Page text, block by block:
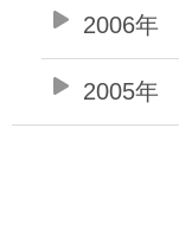
2006年
2005年